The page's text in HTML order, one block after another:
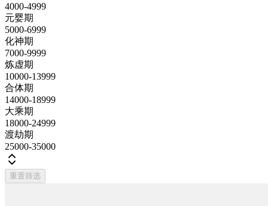
4000-4999
元婴期
5000-6999
化神期
7000-9999
炼虚期
10000-13999
合体期
14000-18999
大乘期
18000-24999
渡劫期
25000-35000
重置筛选